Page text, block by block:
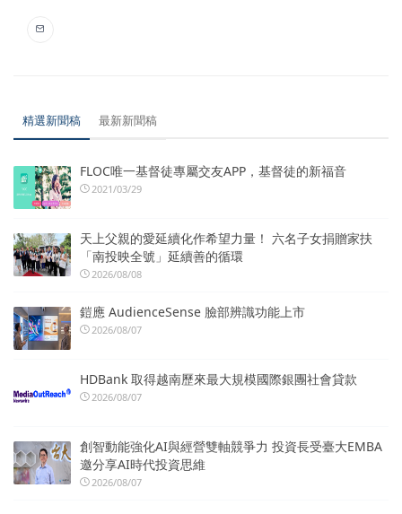
精選新聞稿 最新新聞稿
FLOC唯一基督徒專屬交友APP，基督徒的新福音
2021/03/29
天上父親的愛延續化作希望力量！ 六名子女捐贈家扶
「南投映全號」延續善的循環
2026/08/08
鎧應 AudienceSense 臉部辨識功能上市
2026/08/07
HDBank 取得越南歷來最大規模國際銀團社會貸款
2026/08/07
創智動能強化AI與經營雙軸競爭力 投資長受臺大EMBA
邀分享AI時代投資思維
2026/08/07